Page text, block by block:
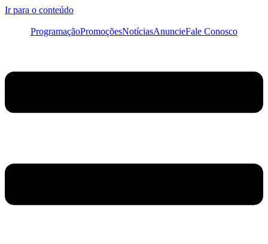
Ir para o conteúdo
ProgramaçãoPromoçõesNotíciasAnuncieFale Conosco